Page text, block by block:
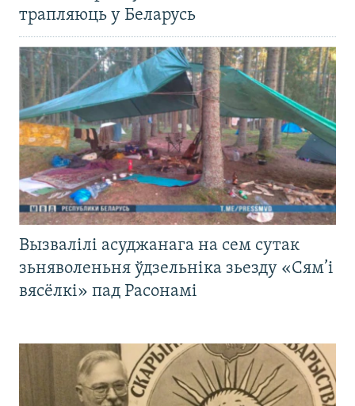
трапляюць у Беларусь
Вызвалілі асуджанага на сем сутак
зьняволеньня ўдзельніка зьезду «Сям’і
вясёлкі» пад Расонамі